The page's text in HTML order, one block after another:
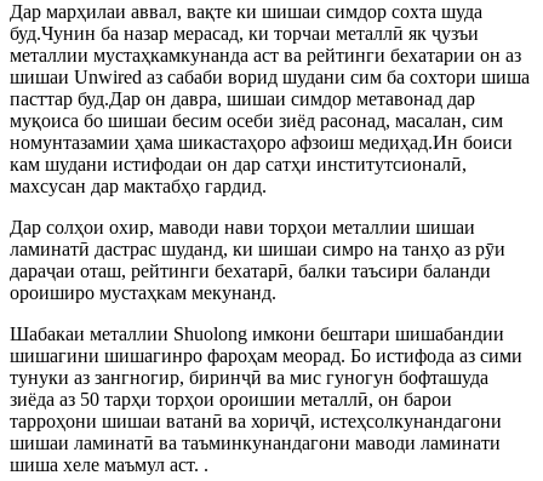
Дар марҳилаи аввал, вақте ки шишаи симдор сохта шуда
буд.Чунин ба назар мерасад, ки торчаи металлӣ як ҷузъи
металлии мустаҳкамкунанда аст ва рейтинги бехатарии он аз
шишаи Unwired аз сабаби ворид шудани сим ба сохтори шиша
пасттар буд.Дар он давра, шишаи симдор метавонад дар
муқоиса бо шишаи бесим осеби зиёд расонад, масалан, сим
номунтазамии ҳама шикастаҳоро афзоиш медиҳад.Ин боиси
кам шудани истифодаи он дар сатҳи институтсионалӣ,
махсусан дар мактабҳо гардид.
Дар солҳои охир, маводи нави торҳои металлии шишаи
ламинатӣ дастрас шуданд, ки шишаи симро на танҳо аз рӯи
дараҷаи оташ, рейтинги бехатарӣ, балки таъсири баланди
ороиширо мустаҳкам мекунанд.
Шабакаи металлии Shuolong имкони бештари шишабандии
шишагини шишагинро фароҳам меорад. Бо истифода аз сими
тунуки аз зангногир, биринҷӣ ва мис гуногун бофташуда
зиёда аз 50 тарҳи торҳои ороишии металлӣ, он барои
тарроҳони шишаи ватанӣ ва хориҷӣ, истеҳсолкунандагони
шишаи ламинатӣ ва таъминкунандагони маводи ламинати
шиша хеле маъмул аст. .